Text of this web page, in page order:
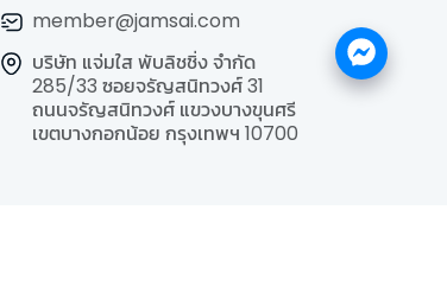
member@jamsai.com
บริษัท แจ่มใส พับลิชชิ่ง จำกัด
285/33 ซอยจรัญสนิทวงศ์ 31
ถนนจรัญสนิทวงศ์ แขวงบางขุนศรี
เขตบางกอกน้อย กรุงเทพฯ 10700